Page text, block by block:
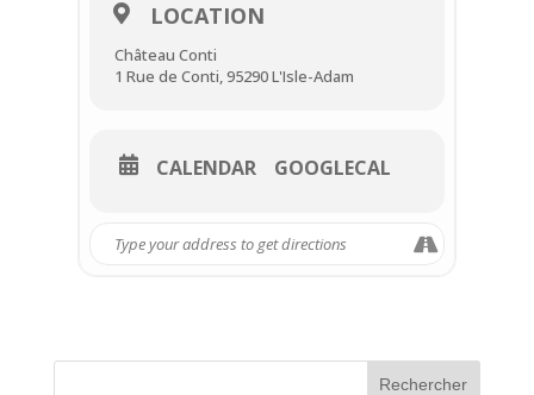
LOCATION
Château Conti
1 Rue de Conti, 95290 L'Isle-Adam
CALENDAR GOOGLECAL